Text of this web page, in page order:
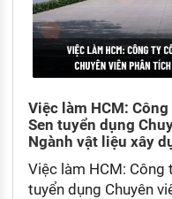
Việc làm HCM:
Sen tuyển dụng
Ngành vật liệu xây
Việc làm HCM: Công
tuyển dụng Chuyên